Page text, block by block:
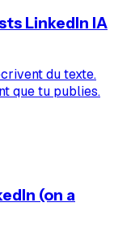
LinkedIn IA
du texte.
que tu publies.
(on a